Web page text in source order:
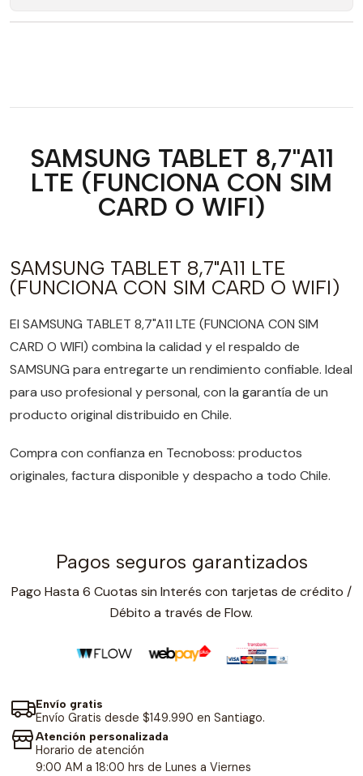
SAMSUNG TABLET 8,7"A11
LTE (FUNCIONA CON SIM
CARD O WIFI)
SAMSUNG TABLET 8,7"A11 LTE
(FUNCIONA CON SIM CARD O WIFI)
El SAMSUNG TABLET 8,7"A11 LTE (FUNCIONA CON SIM
CARD O WIFI) combina la calidad y el respaldo de
SAMSUNG para entregarte un rendimiento confiable. Ideal
para uso profesional y personal, con la garantía de un
producto original distribuido en Chile.
Compra con confianza en Tecnoboss: productos
originales, factura disponible y despacho a todo Chile.
Pagos seguros garantizados
Pago Hasta 6 Cuotas sin Interés con tarjetas de crédito /
Débito a través de Flow.
Envío gratis
Envío Gratis desde $149.990 en Santiago.
Atención personalizada
Horario de atención
9:00 AM a 18:00 hrs de Lunes a Viernes